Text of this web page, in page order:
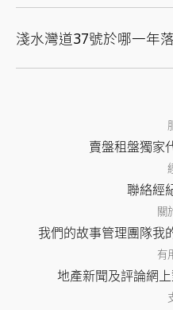
淺水灣道37號於哪一年
賣盤租盤獨家
聯絡經
關
我們的故事管理團隊我
有
地產新聞及評論網